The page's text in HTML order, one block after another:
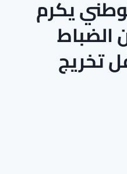
يكرم
الضباط
تخريج